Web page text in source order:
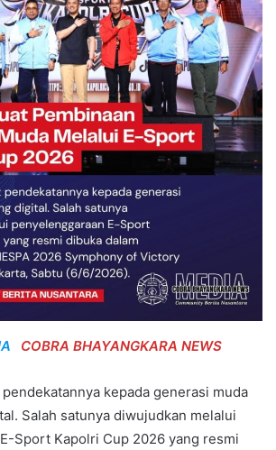
COBRA BHAYANGKARA NEWS
kepada generasi muda
Salah satunya diwujudkan melalui
Sport Kapolri Cup 2026 yang resmi